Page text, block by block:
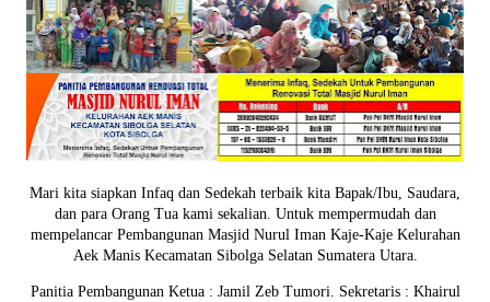
Mari kita siapkan Infaq dan Sedekah terbaik kita Bapak/Ibu, Saudara,
dan para Orang Tua kami sekalian. Untuk mempermudah dan
mempelancar Pembangunan Masjid Nurul Iman Kaje-Kaje Kelurahan
Aek Manis Kecamatan Sibolga Selatan Sumatera Utara.
Panitia Pembangunan Ketua : Jamil Zeb Tumori. Sekretaris : Khairul